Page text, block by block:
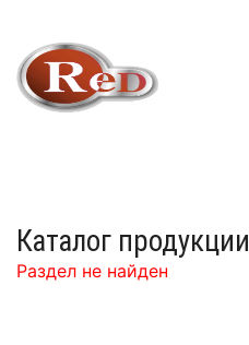
Каталог продукции
Раздел не найден